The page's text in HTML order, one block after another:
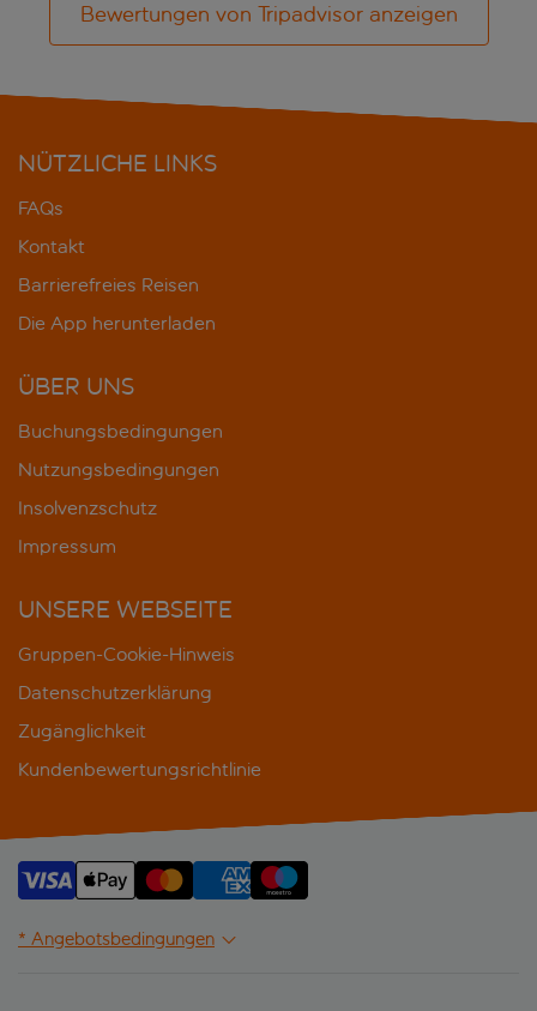
Bewertungen von Tripadvisor anzeigen
NÜTZLICHE LINKS
FAQs
Kontakt
Barrierefreies Reisen
Die App herunterladen
ÜBER UNS
Buchungsbedingungen
Nutzungsbedingungen
Insolvenzschutz
Impressum
UNSERE WEBSEITE
Gruppen-Cookie-Hinweis
Datenschutzerklärung
Zugänglichkeit
Kundenbewertungsrichtlinie
* Angebotsbedingungen